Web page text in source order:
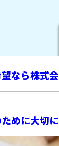
なら株式
めに大切